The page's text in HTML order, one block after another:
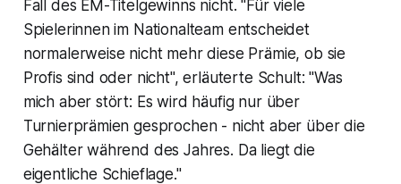
Fall des EM-Titelgewinns nicht. "Für viele
Spielerinnen im Nationalteam entscheidet
normalerweise nicht mehr diese Prämie, ob sie
Profis sind oder nicht", erläuterte Schult: "Was
mich aber stört: Es wird häufig nur über
Turnierprämien gesprochen - nicht aber über die
Gehälter während des Jahres. Da liegt die
eigentliche Schieflage."